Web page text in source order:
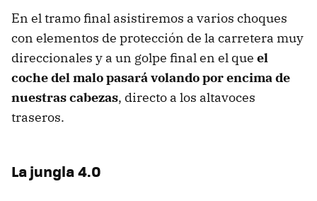
En el tramo final asistiremos a varios choques
con elementos de protección de la carretera muy
direccionales y a un golpe final en el que el
coche del malo pasará volando por encima de
nuestras cabezas, directo a los altavoces
traseros.
La jungla 4.0